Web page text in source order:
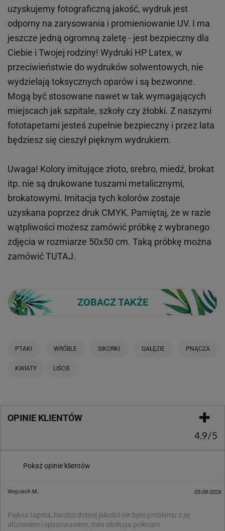
uzyskujemy fotograficzną jakość, wydruk jest
odporny na zarysowania i promieniowanie UV. I ma
jeszcze jedną ogromną zaletę - jest bezpieczny dla
Ciebie i Twojej rodziny! Wydruki HP Latex, w
przeciwieństwie do wydruków solwentowych, nie
wydzielają toksycznych oparów i są bezwonne.
Mogą być stosowane nawet w tak wymagających
miejscach jak szpitale, szkoły czy żłobki. Z naszymi
fototapetami jesteś zupełnie bezpieczny i przez lata
będziesz się cieszył pięknym wydrukiem.
Uwaga! Kolory imitujące złoto, srebro, miedź, brokat
itp. nie są drukowane tuszami metalicznymi,
brokatowymi. Imitacja tych kolorów zostaje
uzyskana poprzez druk CMYK. Pamiętaj, że w razie
wątpliwości możesz zamówić próbkę z wybranego
zdjęcia w rozmiarze 50x50 cm. Taką próbkę można
zamówićTUTAJ.
ZOBACZ TAKŻE
PTAKI WRÓBLE SIKORKI GAŁĘZIE PNĄCZA
KWIATY LIŚCIE
OPINIE KLIENTÓW
4.9/5
Pokaż opinie klientów
Wojciech M. 05-08-2026
Piękna tapeta, bardzo dobrej jakości nie było problemu z jej
ułożeniem i spasowaniem, miła obsługa polecam